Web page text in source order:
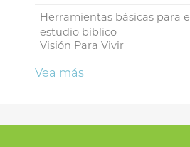
Herramientas básicas para el
estudio bíblico
Visión Para Vivir
Vea más